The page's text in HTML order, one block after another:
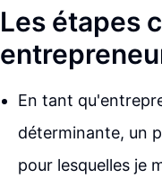
Les étapes
En tant
déterminante, un
pour lesquelles je